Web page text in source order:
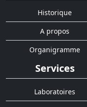
Historique
A propos
Organigramme
Services
Laboratoires